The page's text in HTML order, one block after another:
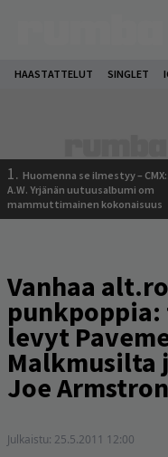
HAASTATTELUT SINGLET
1. Huomenna se ilmestyy –
A.W. Yrjänän uutuusalbumi om
mammuttimainen kokonaisuus
Vanhaa
levyt
Malkmusilta
Joe
Julkaistu: 25.5.2011 12:00